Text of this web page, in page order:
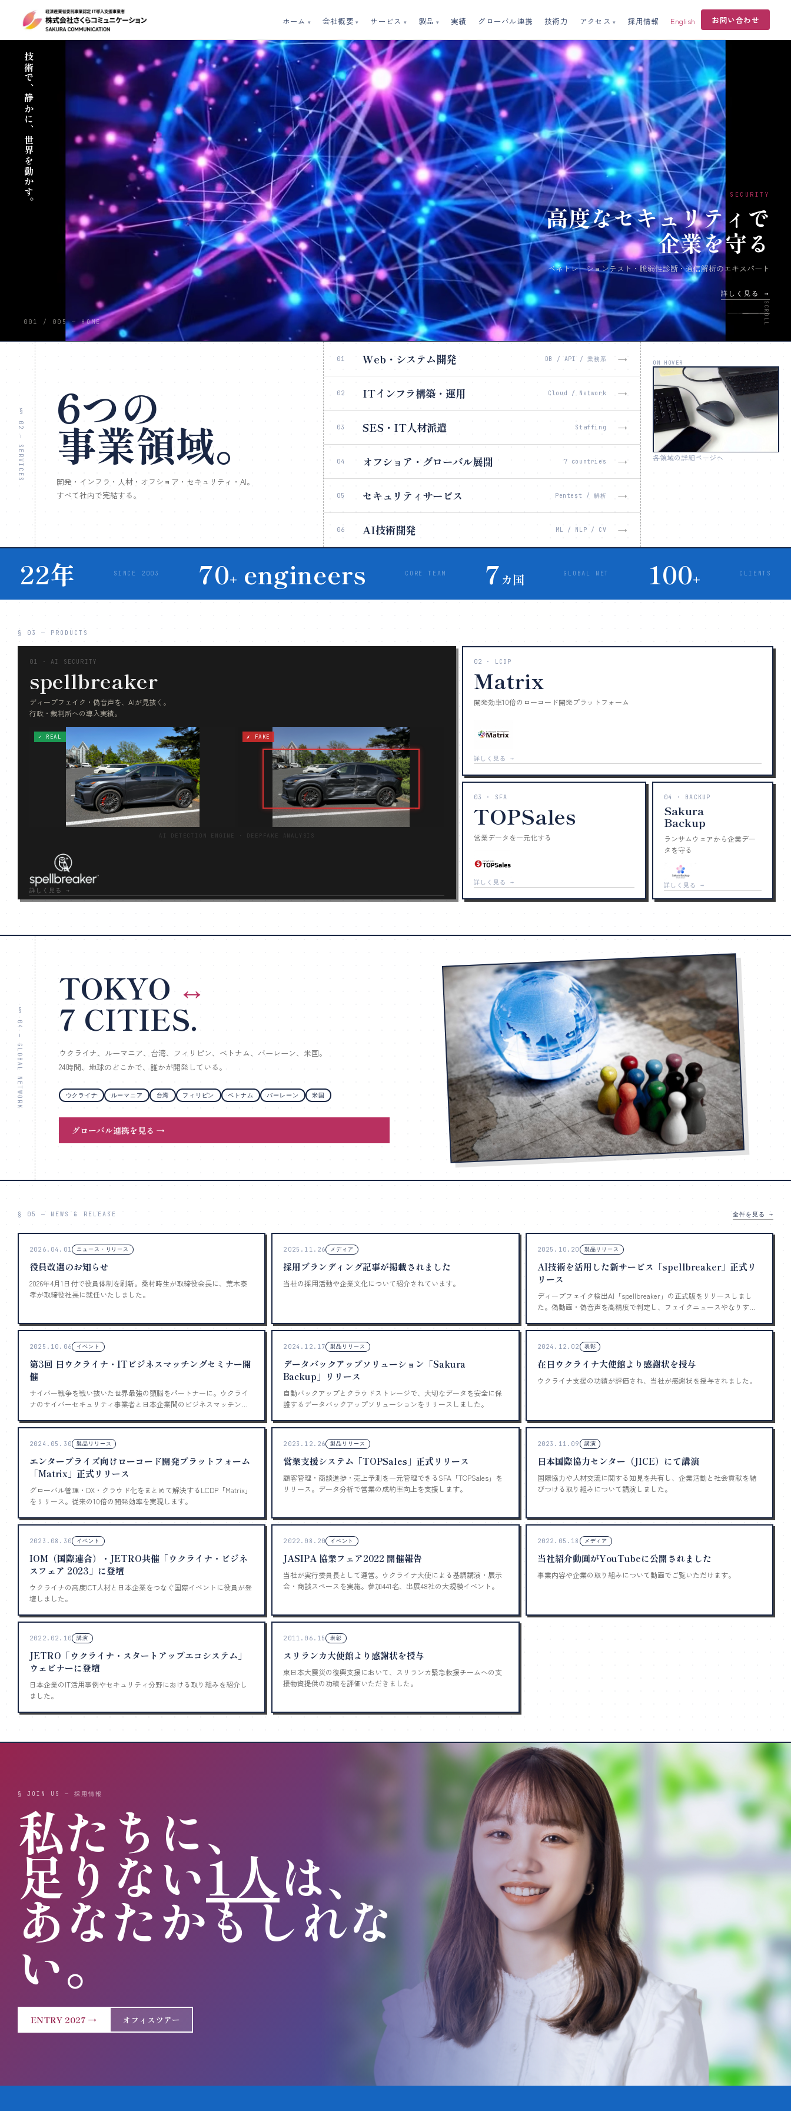
ホーム 会社概要 サービス 製品 実績 グローバル連携 技術力 アクセス 採用情報 English お問い合わせ
技術で、静かに、世界を動かす。 SECURITY
高度なセキュリティで
企業を守る
ペネトレーションテスト・脆弱性診断・通信解析のエキスパート
詳しく見る →
001 / 005 — HOME SCROLL
§ 02 — SERVICES
6つの
事業領域。
開発・インフラ・人材・オフショア・セキュリティ・AI。
すべて社内で完結する。
01 Web・システム開発 DB / API / 業務系 →
02 ITインフラ構築・運用 Cloud / Network →
03 SES・IT人材派遣 Staffing →
04 オフショア・グローバル展開 7 countries →
05 セキュリティサービス Pentest / 解析 →
06 AI技術開発 ML / NLP / CV →
ON HOVER
各領域の詳細ページへ
22年 SINCE 2003 70+ engineers CORE TEAM 7 カ国 GLOBAL NET 100+ CLIENTS
§ 03 — PRODUCTS
01 · AI SECURITY
spellbreaker
ディープフェイク・偽音声を、AIが見抜く。
行政・裁判所への導入実績。
✓ REAL ✗ FAKE
AI DETECTION ENGINE · DEEPFAKE ANALYSIS
詳しく見る →
02 · LCDP
Matrix
開発効率10倍のローコード開発プラットフォーム
詳しく見る →
03 · SFA
TOPSales
営業データを一元化する
詳しく見る →
04 · BACKUP
Sakura
Backup
ランサムウェアから企業デー
タを守る
詳しく見る →
§ 04 — GLOBAL NETWORK
TOKYO ↔
7 CITIES.
ウクライナ、ルーマニア、台湾、フィリピン、ベトナム、バーレーン、米国。
24時間、地球のどこかで、誰かが開発している。
ウクライナ ルーマニア 台湾 フィリピン ベトナム バーレーン 米国
グローバル連携を見る →
§ 05 — NEWS & RELEASE 全件を見る →
2026.04.01 ニュース・リリース
役員改選のお知らせ
2026年4月1日付で役員体制を刷新。桑村時生が取締役会長に、荒木泰
孝が取締役社長に就任いたしました。
2025.11.26 メディア
採用ブランディング記事が掲載されました
当社の採用活動や企業文化について紹介されています。
2025.10.20 製品リリース
AI技術を活用した新サービス「spellbreaker」正式リ
リース
ディープフェイク検出AI「spellbreaker」の正式版をリリースしまし
た。偽動画・偽音声を高精度で判定し、フェイクニュースやなりすま
2025.10.06 イベント
第3回 日ウクライナ・ITビジネスマッチングセミナー開
催
サイバー戦争を戦い抜いた世界最強の頭脳をパートナーに。ウクライ
ナのサイバーセキュリティ事業者と日本企業間のビジネスマッチング
2024.12.17 製品リリース
データバックアップソリューション「Sakura
Backup」リリース
自動バックアップとクラウドストレージで、大切なデータを安全に保
護するデータバックアップソリューションをリリースしました。
2024.12.02 表彰
在日ウクライナ大使館より感謝状を授与
ウクライナ支援の功績が評価され、当社が感謝状を授与されました。
2024.05.30 製品リリース
エンタープライズ向けローコード開発プラットフォーム
「Matrix」正式リリース
グローバル管理・DX・クラウド化をまとめて解決するLCDP「Matrix」
をリリース。従来の10倍の開発効率を実現します。
2023.12.26 製品リリース
営業支援システム「TOPSales」正式リリース
顧客管理・商談進捗・売上予測を一元管理できるSFA「TOPSales」を
リリース。データ分析で営業の成約率向上を支援します。
2023.11.09 講演
日本国際協力センター（JICE）にて講演
国際協力や人材交流に関する知見を共有し、企業活動と社会貢献を結
びつける取り組みについて講演しました。
2023.08.30 イベント
IOM（国際連合）・JETRO共催「ウクライナ・ビジネ
スフェア 2023」に登壇
ウクライナの高度ICT人材と日本企業をつなぐ国際イベントに役員が登
壇しました。
2022.08.20 イベント
JASIPA 協業フェア2022 開催報告
当社が実行委員長として運営。ウクライナ大使による基調講演・展示
会・商談スペースを実施。参加441名、出展48社の大規模イベント。
2022.05.18 メディア
当社紹介動画がYouTubeに公開されました
事業内容や企業の取り組みについて動画でご覧いただけます。
2022.02.10 講演
JETRO「ウクライナ・スタートアップエコシステム」
ウェビナーに登壇
日本企業のIT活用事例やセキュリティ分野における取り組みを紹介し
ました。
2011.06.15 表彰
スリランカ大使館より感謝状を授与
東日本大震災の復興支援において、スリランカ緊急救援チームへの支
援物資提供の功績を評価いただきました。
§ JOIN US — 採用情報
私たちに、
足りない1人は、
あなたかもしれな
い。
ENTRY 2027 → オフィスツアー